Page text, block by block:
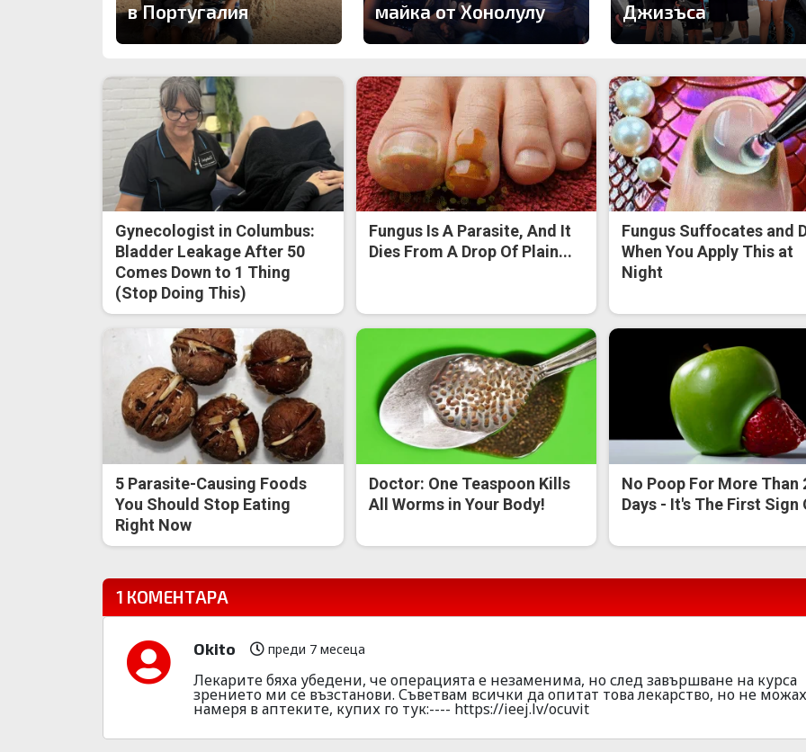
в Португалия
майка от Хонолулу
Джизъса
Gynecologist in Columbus:
Bladder Leakage After 50
Comes Down to 1 Thing
(Stop Doing This)
Fungus Is A Parasite, And It
Dies From A Drop Of Plain...
Fungus Suffocates and
When You Apply This at
Night
5 Parasite-Causing Foods
You Should Stop Eating
Right Now
Doctor: One Teaspoon Kills
All Worms in Your Body!
No Poop For More Than
Days - It's The First Sign
1 КОМЕНТАРА
Okito преди 7 месеца
Лекарите бяха убедени, че операцията е незаменима, но след завършване на курса
зрението ми се възстанови. Съветвам всички да опитат това лекарство, но не
намеря в аптеките, купих го тук:---- https://ieej.lv/ocuvit